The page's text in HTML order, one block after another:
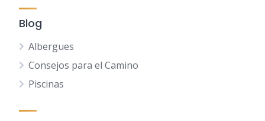
Blog
Albergues
Consejos para el Camino
Piscinas